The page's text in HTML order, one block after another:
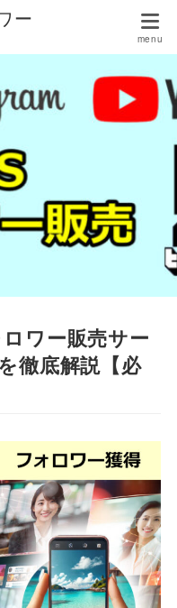
ー
ワー販売サー
徹底解説【必